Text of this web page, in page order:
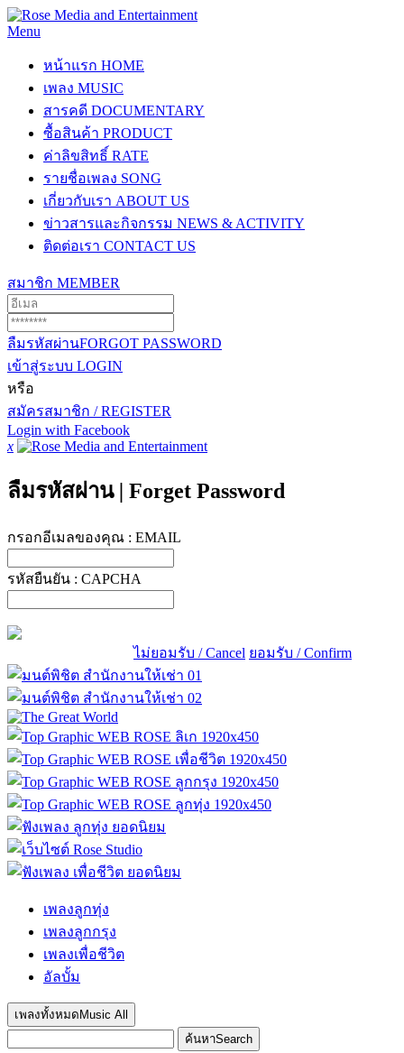
Menu
หน้าแรก HOME
เพลง MUSIC
สารคดี DOCUMENTARY
ซื้อสินค้า PRODUCT
ค่าลิขสิทธิ์ RATE
รายชื่อเพลง SONG
เกี่ยวกับเรา ABOUT US
ข่าวสารและกิจกรรม NEWS & ACTIVITY
ติดต่อเรา CONTACT US
สมาชิก MEMBER
ลืมรหัสผ่านFORGOT PASSWORD
เข้าสู่ระบบ LOGIN
หรือ
สมัครสมาชิก / REGISTER
Login with Facebook
x
ลืมรหัสผ่าน | Forget Password
กรอกอีเมลของคุณ : EMAIL
รหัสยืนยัน : CAPCHA
ไม่ยอมรับ / Cancel ยอมรับ / Confirm
เพลงลูกทุ่ง
เพลงลูกกรุง
เพลงเพื่อชีวิต
อัลบั้ม
เพลงทั้งหมด Music All
ค้นหาSearch